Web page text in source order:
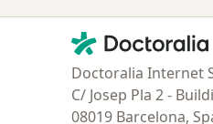
Contacto
Doctoralia - Página de
Doctoralia Internet
C/ Josep Pla 2 -
08019 Barcelona,